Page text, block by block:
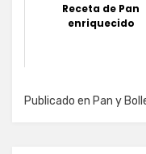
Receta de Pan
enriquecido
Publicado en Pan y